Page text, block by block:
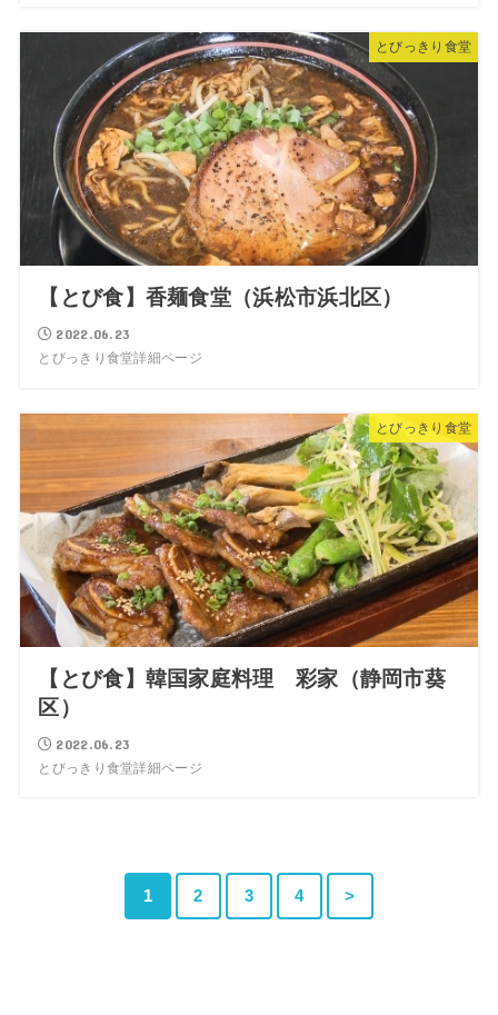
とびっきり食堂
【とび食】香麺食堂（浜松市浜北区）
2022.06.23
とびっきり食堂詳細ページ
とびっきり食堂
【とび食】韓国家庭料理 彩家（静岡市葵
区）
2022.06.23
とびっきり食堂詳細ページ
1 2 3 4 >